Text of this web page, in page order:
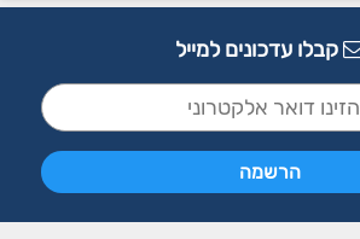
קבלו עדכונים למייל